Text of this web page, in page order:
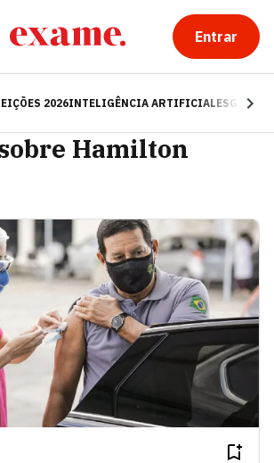
Entrar
2026INTELIGÊNCIA ARTIFICIALESG
Hamilton